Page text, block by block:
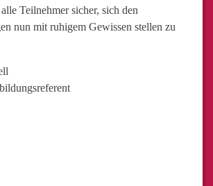
Teilnehmer sicher, sich den
nun mit ruhigem Gewissen stellen zu